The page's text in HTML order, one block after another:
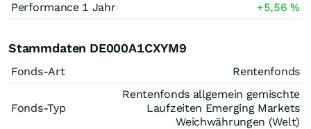
Performance 1 Jahr
+5,56%
Stammdaten DE000A1CXYM9
Fonds-Art Rentenfonds
Fonds-Typ
Rentenfonds allgemein gemischte
Laufzeiten Emerging Markets
Weichwährungen (Welt)